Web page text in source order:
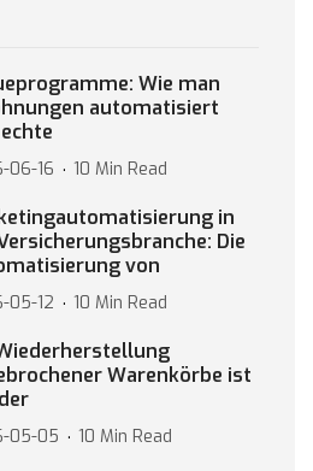
Wie man
automatisiert
06-16 10 Min Read
in
Die
von
05-12 10 Min Read
Warenkörbe ist
05-05 10 Min Read